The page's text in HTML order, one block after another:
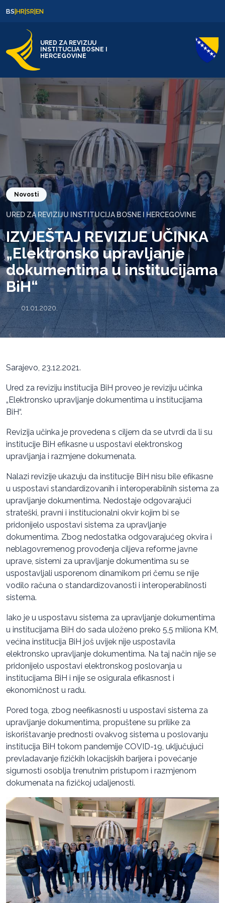
BS|HR|SR|EN
URED ZA REVIZIJU
INSTITUCIJA BOSNE I
HERCEGOVINE
Novosti
URED ZA REVIZIJU INSTITUCIJA BOSNE I HERCEGOVINE
IZVJEŠTAJ REVIZIJE UČINKA
„Elektronsko upravljanje
dokumentima u institucijama
BiH“
01.01.2020.
Sarajevo, 23.12.2021.
Ured za reviziju institucija BiH proveo je reviziju učinka
„Elektronsko upravljanje dokumentima u institucijama
BiH“.
Revizija učinka je provedena s ciljem da se utvrdi da li su
institucije BiH efikasne u uspostavi elektronskog
upravljanja i razmjene dokumenata.
Nalazi revizije ukazuju da institucije BiH nisu bile efikasne
u uspostavi standardizovanih i interoperabilnih sistema za
upravljanje dokumentima. Nedostaje odgovarajući
strateški, pravni i institucionalni okvir kojim bi se
pridonijelo uspostavi sistema za upravljanje
dokumentima. Zbog nedostatka odgovarajućeg okvira i
neblagovremenog provođenja ciljeva reforme javne
uprave, sistemi za upravljanje dokumentima su se
uspostavljali usporenom dinamikom pri čemu se nije
vodilo računa o standardizovanosti i interoperabilnosti
sistema.
Iako je u uspostavu sistema za upravljanje dokumentima
u institucijama BiH do sada uloženo preko 5,5 miliona KM,
većina institucija BiH još uvijek nije uspostavila
elektronsko upravljanje dokumentima. Na taj način nije se
pridonijelo uspostavi elektronskog poslovanja u
institucijama BiH i nije se osigurala efikasnost i
ekonomičnost u radu.
Pored toga, zbog neefikasnosti u uspostavi sistema za
upravljanje dokumentima, propuštene su prilike za
iskorištavanje prednosti ovakvog sistema u poslovanju
institucija BiH tokom pandemije COVID-19, uključujući
prevladavanje fizičkih lokacijskih barijera i povećanje
sigurnosti osoblja trenutnim pristupom i razmjenom
dokumenata na fizičkoj udaljenosti.